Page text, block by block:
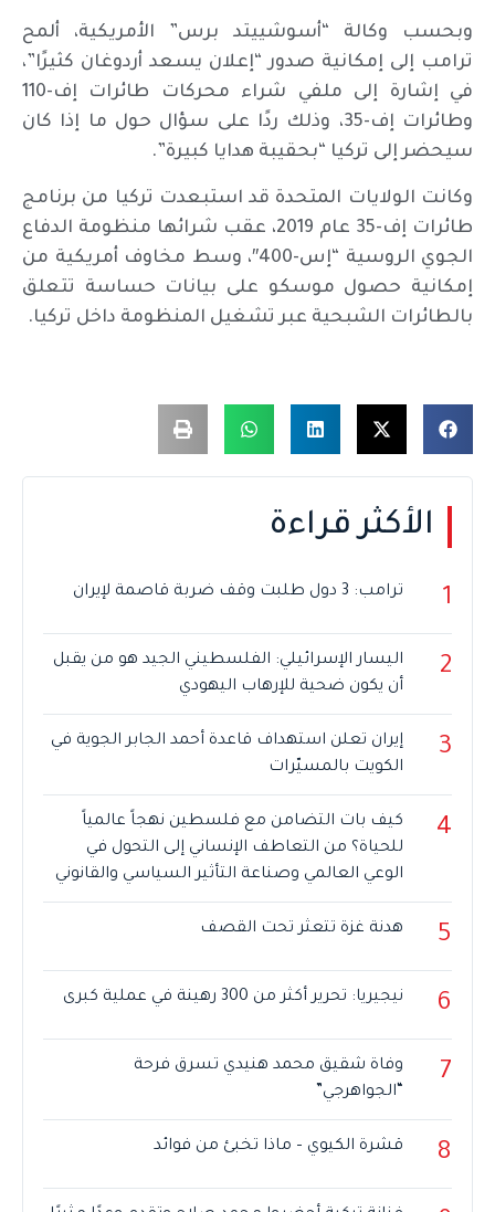
وبحسب وكالة “أسوشييتد برس” الأمريكية، ألمح
ترامب إلى إمكانية صدور “إعلان يسعد أردوغان كثيرًا”،
في إشارة إلى ملفي شراء محركات طائرات إف-110
وطائرات إف-35، وذلك ردًا على سؤال حول ما إذا كان
سيحضر إلى تركيا “بحقيبة هدايا كبيرة”.
وكانت الولايات المتحدة قد استبعدت تركيا من برنامج
طائرات إف-35 عام 2019، عقب شرائها منظومة الدفاع
الجوي الروسية “إس-400″، وسط مخاوف أمريكية من
إمكانية حصول موسكو على بيانات حساسة تتعلق
بالطائرات الشبحية عبر تشغيل المنظومة داخل تركيا.
الأكثر قراءة
1 ترامب: 3 دول طلبت وقف ضربة قاصمة لإيران
2
اليسار الإسرائيلي: الفلسطيني الجيد هو من يقبل
أن يكون ضحية للإرهاب اليهودي
3
إيران تعلن استهداف قاعدة أحمد الجابر الجوية في
الكويت بالمسيّرات
4
كيف بات التضامن مع فلسطين نهجاً عالمياً
للحياة؟ من التعاطف الإنساني إلى التحول في
الوعي العالمي وصناعة التأثير السياسي والقانوني
5 هدنة غزة تتعثر تحت القصف
6 نيجيريا: تحرير أكثر من 300 رهينة في عملية كبرى
7
وفاة شقيق محمد هنيدي تسرق فرحة
“الجواهرجي”
8 قشرة الكيوي – ماذا تخبئ من فوائد